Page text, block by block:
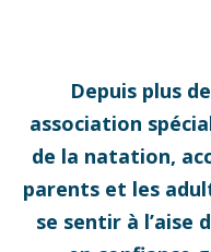
Depuis plus
association
de la natation,
parents et les
se sentir à l’aise